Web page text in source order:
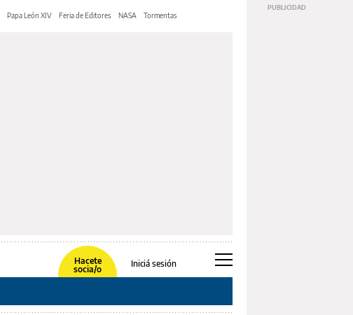
Papa León XIV Feria de Editores NASA Tormentas
Hacete
socia/o
Iniciá sesión